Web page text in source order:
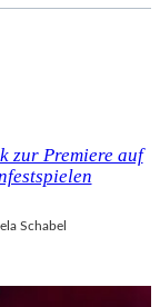
zur Premiere auf
Schabel